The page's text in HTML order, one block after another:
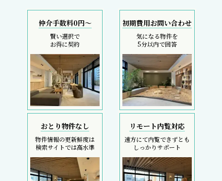
仲介手数料0円～
賢い選択で
お得に契約
初期費用お問い合わせ
気になる物件を
5分以内で回答
おとり物件なし
物件情報の更新鮮度は
検索サイトでは高水準
リモート内覧対応
遠方にて内覧できずとも
しっかりサポート